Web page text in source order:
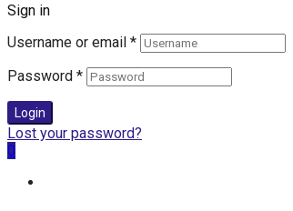
Sign in
Username or email *
Password *
Login
Lost your password?
0